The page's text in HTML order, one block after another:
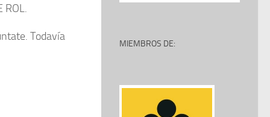
ROL.
Todavía
MIEMBROS DE: